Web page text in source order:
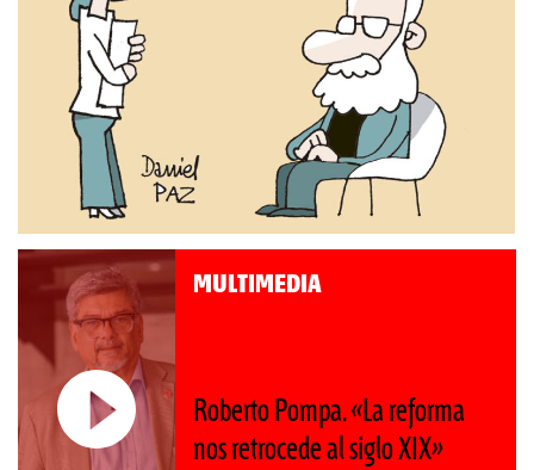
MULTIMEDIA
Roberto Pompa. «La reforma
nos retrocede al siglo XIX»